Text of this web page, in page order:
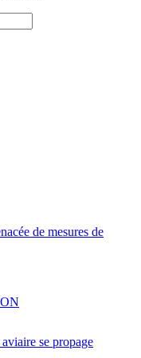
de mesures de
se propage